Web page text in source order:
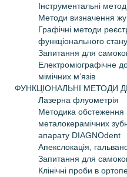
Інструментальні
Методи визначення
Графічні методи
функціонального
Запитання для
Електроміографічне
мімічних м’язів
ФУНКЦІОНАЛЬНІ МЕТОДИ
Лазерна флуометрія
Методика обстеження
металокерамічних
апарату DIAGNOdent
Апекслокація,
Запитання для
Клінічні проби в